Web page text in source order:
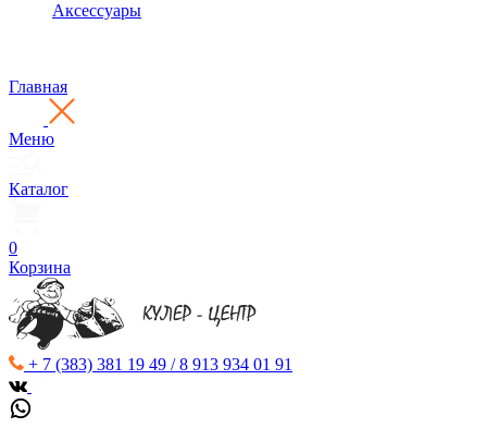
Аксессуары
Главная
Меню
Каталог
0
Корзина
+ 7 (383) 381 19 49 / 8 913 934 01 91